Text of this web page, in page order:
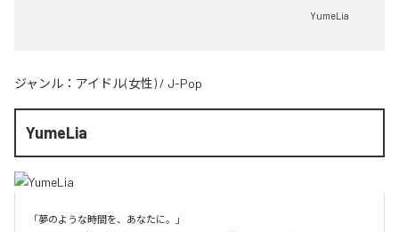
YumeLia
ジャンル： アイドル(女性) / J-Pop
YumeLia
「夢のような時間を、あなたに。」